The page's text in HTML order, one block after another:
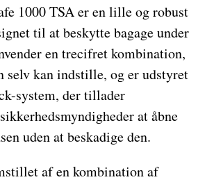
1000 TSA er en lille og robust
til at beskytte bagage under
en trecifret kombination,
selv kan indstille, og er udstyret
system, der tillader
at åbne
uden at beskadige den.
af en kombination af